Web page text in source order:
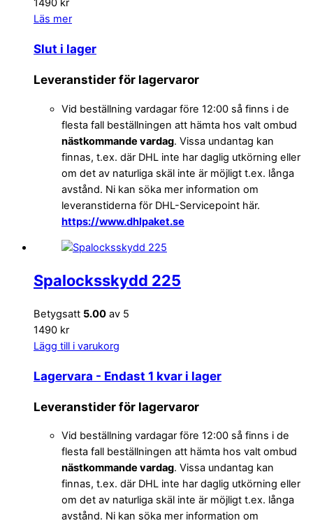
1490 kr
Läs mer
Slut i lager
Leveranstider för lagervaror
Vid beställning vardagar före 12:00 så finns i de
flesta fall beställningen att hämta hos valt ombud
nästkommande vardag. Vissa undantag kan
finnas, t.ex. där DHL inte har daglig utkörning eller
om det av naturliga skäl inte är möjligt t.ex. långa
avstånd. Ni kan söka mer information om
leveranstiderna för DHL-Servicepoint här.
https://www.dhlpaket.se
Spalocksskydd 225
Betygsatt 5.00 av 5
1490 kr
Lägg till i varukorg
Lagervara - Endast 1 kvar i lager
Leveranstider för lagervaror
Vid beställning vardagar före 12:00 så finns i de
flesta fall beställningen att hämta hos valt ombud
nästkommande vardag. Vissa undantag kan
finnas, t.ex. där DHL inte har daglig utkörning eller
om det av naturliga skäl inte är möjligt t.ex. långa
avstånd. Ni kan söka mer information om